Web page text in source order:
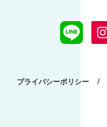
プライバシーポリシー /